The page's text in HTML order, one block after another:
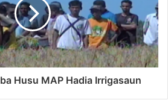
Husu MAP Hadia Irrigasaun